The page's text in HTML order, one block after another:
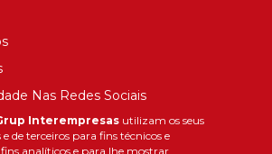
Interempresasutilizam os seus
de terceiros para fins técnicos e
analíticos e para lhe mostrar
Nas Redes Sociais